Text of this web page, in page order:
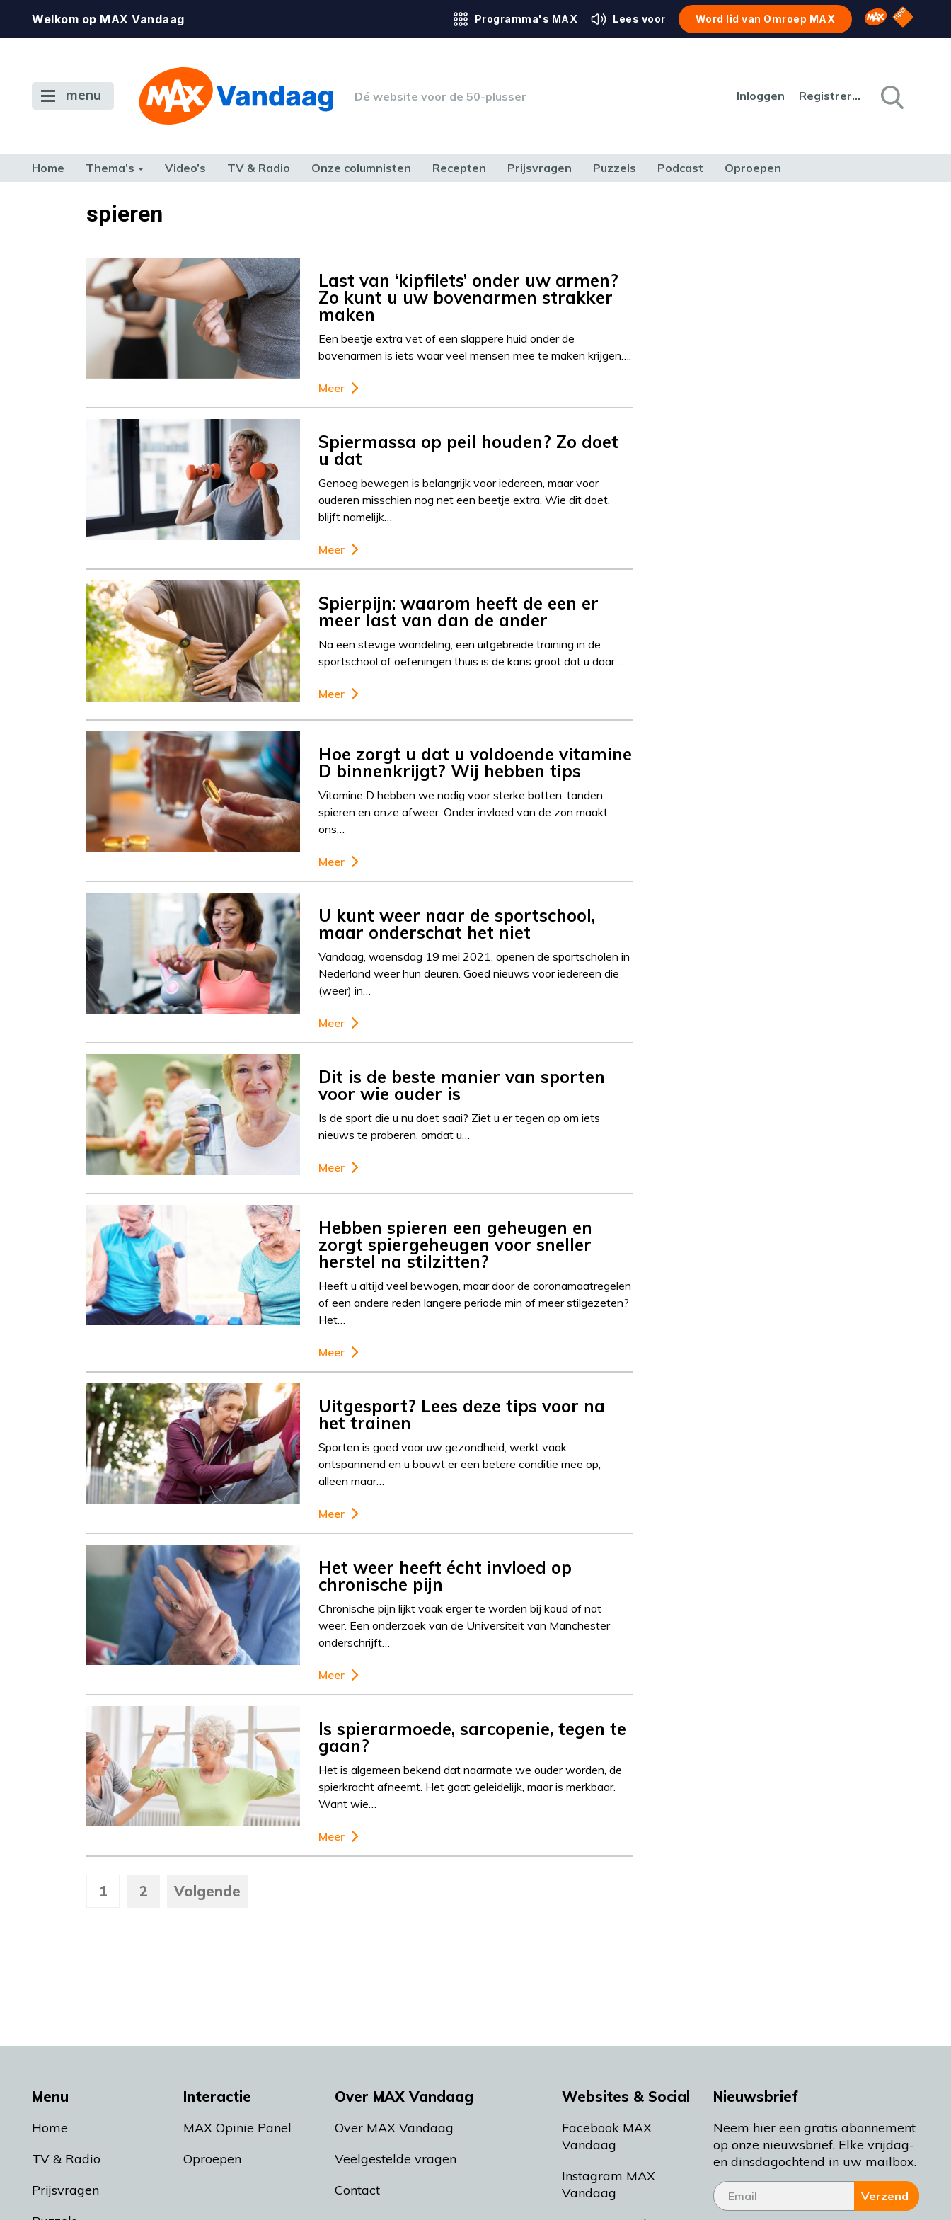
Welkom op MAX Vandaag Programma's MAX Lees voor Word lid van Omroep MAX Omroep MAX
NPO
menu Dé website voor de 50-plusser Inloggen Registreren
Home Thema’s Video’s TV & Radio Onze columnisten Recepten Prijsvragen Puzzels Podcast Oproepen
TERUG NAAR TOENspieren
Last van ‘kipfilets’ onder uw armen?
Zo kunt u uw bovenarmen strakker
maken
Een beetje extra vet of een slappere huid onder de
bovenarmen is iets waar veel mensen mee te maken krijgen….
Meer
Spiermassa op peil houden? Zo doet
u dat
Genoeg bewegen is belangrijk voor iedereen, maar voor
ouderen misschien nog net een beetje extra. Wie dit doet,
blijft namelijk…
Meer
Spierpijn: waarom heeft de een er
meer last van dan de ander
Na een stevige wandeling, een uitgebreide training in de
sportschool of oefeningen thuis is de kans groot dat u daar…
Meer
Hoe zorgt u dat u voldoende vitamine
D binnenkrijgt? Wij hebben tips
Vitamine D hebben we nodig voor sterke botten, tanden,
spieren en onze afweer. Onder invloed van de zon maakt
ons…
Meer
U kunt weer naar de sportschool,
maar onderschat het niet
Vandaag, woensdag 19 mei 2021, openen de sportscholen in
Nederland weer hun deuren. Goed nieuws voor iedereen die
(weer) in…
Meer
Dit is de beste manier van sporten
voor wie ouder is
Is de sport die u nu doet saai? Ziet u er tegen op om iets
nieuws te proberen, omdat u…
Meer
Hebben spieren een geheugen en
zorgt spiergeheugen voor sneller
herstel na stilzitten?
Heeft u altijd veel bewogen, maar door de coronamaatregelen
of een andere reden langere periode min of meer stilgezeten?
Het…
Meer
Uitgesport? Lees deze tips voor na
het trainen
Sporten is goed voor uw gezondheid, werkt vaak
ontspannend en u bouwt er een betere conditie mee op,
alleen maar…
Meer
Het weer heeft écht invloed op
chronische pijn
Chronische pijn lijkt vaak erger te worden bij koud of nat
weer. Een onderzoek van de Universiteit van Manchester
onderschrijft…
Meer
Is spierarmoede, sarcopenie, tegen te
gaan?
Het is algemeen bekend dat naarmate we ouder worden, de
spierkracht afneemt. Het gaat geleidelijk, maar is merkbaar.
Want wie…
Meer
1 2 Volgende
Menu
Home
TV & Radio
Prijsvragen
Interactie
MAX Opinie Panel
Oproepen
Over MAX Vandaag
Over MAX Vandaag
Veelgestelde vragen
Contact
Websites & Social
Facebook MAX
Vandaag
Instagram MAX
Vandaag
Nieuwsbrief
Neem hier een gratis abonnement
op onze nieuwsbrief. Elke vrijdag-
en dinsdagochtend in uw mailbox.
Verzend